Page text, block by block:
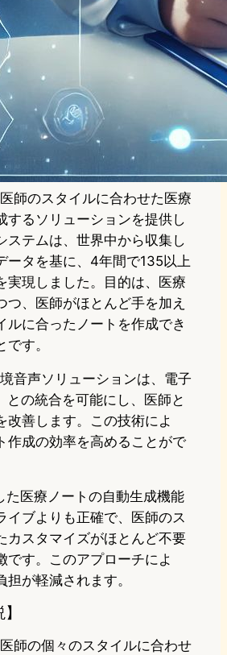
師のスタイルに合わせた医療
するソリューションを提供し
ステムは、世界中から収集し
ータを基に、4年間で135以上
実現しました。目的は、医療
つ、医師がほとんど手を加え
ルに合ったノートを作成でき
す。
音声ソリューションは、電子
との統合を可能にし、医師と
改善します。この技術によ
作成の効率を高めることがで
た医療ノートの自動生成機能
イブよりも正確で、医師のス
カスタマイズがほとんど不要
です。このアプローチによ
担が軽減されます。
師の個々のスタイルに合わせ